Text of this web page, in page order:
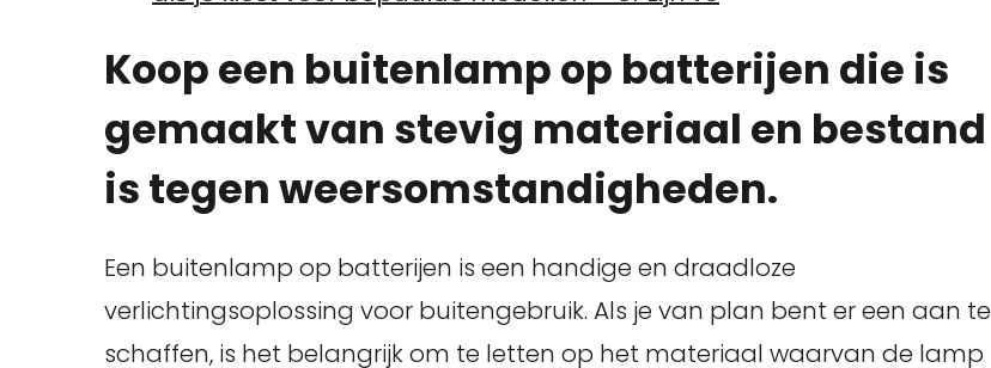
Koop een buitenlamp op batterijen die is
gemaakt van stevig materiaal en bestand
is tegen weersomstandigheden.
Een buitenlamp op batterijen is een handige en draadloze
verlichtingsoplossing voor buitengebruik. Als je van plan bent er een aan te
schaffen, is het belangrijk om te letten op het materiaal waarvan de lamp